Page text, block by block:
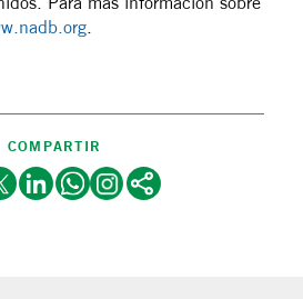
COMPARTIR